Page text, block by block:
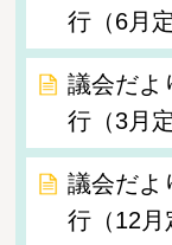
行（6月
議会だ
行（3月
議会だ
行（12月